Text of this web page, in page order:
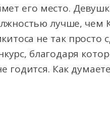
его место.
лучше, чем
не так просто
благодаря
годится. Как